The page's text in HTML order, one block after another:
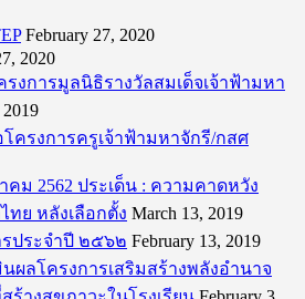
February 27, 2020
2020
รงการมูลนิธิรางวัลสมเด็จเจ้าฟ้ามหา
ครงการครูเจ้าฟ้ามหาจักรี/กสศ
คม 2562 ประเด็น : ความคาดหวัง
ทย หลังเลือกตั้ง March 13, 2019
ประจำปี ๒๕๖๒ February 13, 2019
นผลโครงการเสริมสร้างพลังอำนาจ